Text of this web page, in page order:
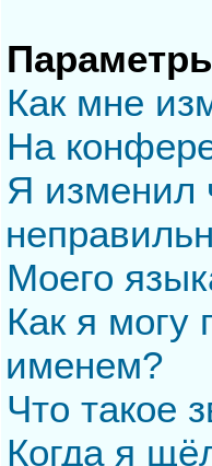
Как мне
На
Я изменил
Моего
Как я могу
именем?
Что такое
Когда я